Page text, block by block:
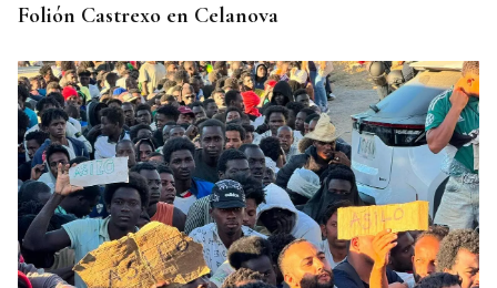
Folión Castrexo en Celanova